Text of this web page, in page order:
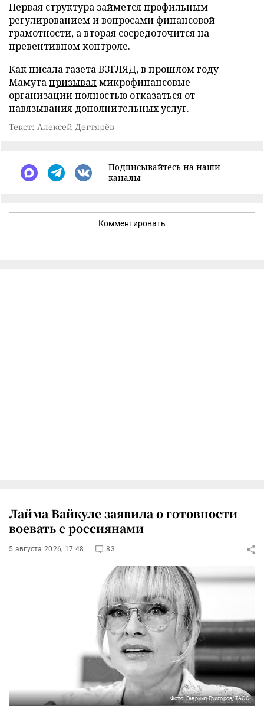
Первая структура займется профильным
регулированием и вопросами финансовой
грамотности, а вторая сосредоточится на
превентивном контроле.
Как писала газета ВЗГЛЯД, в прошлом году
Мамутапризывалмикрофинансовые
организации полностью отказаться от
навязывания дополнительных услуг.
Текст: Алексей Дегтярёв
Подписывайтесь на наши
каналы
Комментировать
Лайма Вайкуле заявила о готовности
воевать с россиянами
5 августа 2026, 17:48 83
Фото: Гавриил Григоров/ТАСС